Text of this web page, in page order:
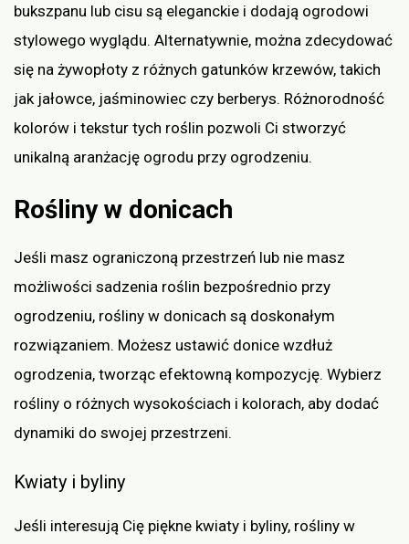
bukszpanu lub cisu są eleganckie i dodają ogrodowi
stylowego wyglądu. Alternatywnie, można zdecydować
się na żywopłoty z różnych gatunków krzewów, takich
jak jałowce, jaśminowiec czy berberys. Różnorodność
kolorów i tekstur tych roślin pozwoli Ci stworzyć
unikalną aranżację ogrodu przy ogrodzeniu.
Rośliny w donicach
Jeśli masz ograniczoną przestrzeń lub nie masz
możliwości sadzenia roślin bezpośrednio przy
ogrodzeniu, rośliny w donicach są doskonałym
rozwiązaniem. Możesz ustawić donice wzdłuż
ogrodzenia, tworząc efektowną kompozycję. Wybierz
rośliny o różnych wysokościach i kolorach, aby dodać
dynamiki do swojej przestrzeni.
Kwiaty i byliny
Jeśli interesują Cię piękne kwiaty i byliny, rośliny w